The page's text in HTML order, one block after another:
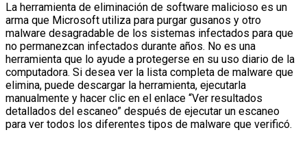
La herramienta de eliminación de software malicioso es un
arma que Microsoft utiliza para purgar gusanos y otro
malware desagradable de los sistemas infectados para que
no permanezcan infectados durante años. No es una
herramienta que lo ayude a protegerse en su uso diario de la
computadora. Si desea ver la lista completa de malware que
elimina, puede descargar la herramienta, ejecutarla
manualmente y hacer clic en el enlace “Ver resultados
detallados del escaneo” después de ejecutar un escaneo
para ver todos los diferentes tipos de malware que verificó.